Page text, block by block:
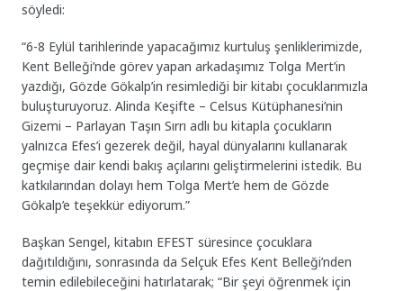
söyledi:
“6-8 Eylül tarihlerinde yapacağımız kurtuluş şenliklerimizde,
Kent Belleği’nde görev yapan arkadaşımız Tolga Mert’in
yazdığı, Gözde Gökalp’in resimlediği bir kitabı çocuklarımızla
buluşturuyoruz. Alinda Keşifte – Celsus Kütüphanesi’nin
Gizemi – Parlayan Taşın Sırrı adlı bu kitapla çocukların
yalnızca Efes’i gezerek değil, hayal dünyalarını kullanarak
geçmişe dair kendi bakış açılarını geliştirmelerini istedik. Bu
katkılarından dolayı hem Tolga Mert’e hem de Gözde
Gökalp’e teşekkür ediyorum.”
Başkan Sengel, kitabın EFEST süresince çocuklara
dağıtıldığını, sonrasında da Selçuk Efes Kent Belleği’nden
temin edilebileceğini hatırlatarak; “Bir şeyi öğrenmek için